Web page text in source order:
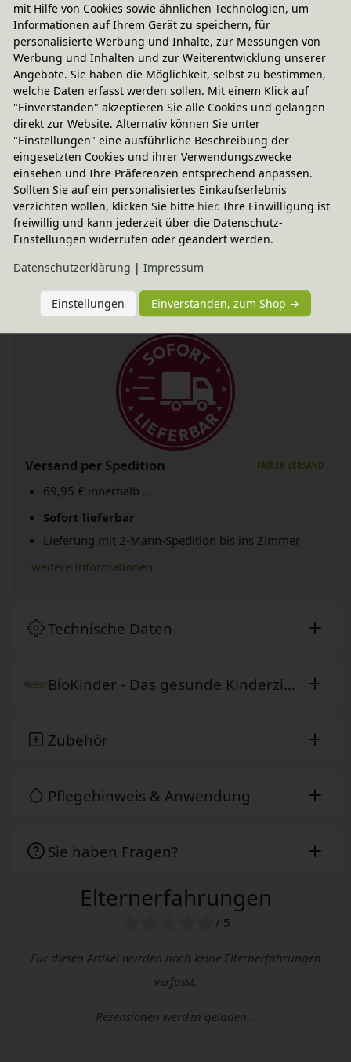
biologischer Tierhaltung oder Baumwolle aus
kontrolliert biologischem Anbau.
Schafschurwollewärmt im Winter und kühlt im
Sommer. Schafwolle wirkt außerdem klimatisierend
und hat natürliche antibakterielle Eigenschaften.
Baumwolle aus kontrolliert biologischem Anbau
hingegen ist besonders gut für Allergiker geeignet.
Außerdem ist Baumwolle feuchtigkeitsausgleichend,
atmungsaktiv und hautfreundlich. Diese Variante der
Matratze ist vegan und enthält keine tierischen
Bestandteile.
Versand per Spedition
69,95 € innerhalb ...
Sofort lieferbar
Lieferung mit 2-Mann-Spedition bis ins Zimmer
weitere Informationen
Technische Daten
BioKinder - Das gesunde Kinderzimmer
Zubehör
Pflegehinweis & Anwendung
Sie haben Fragen?
Elternerfahrungen
/ 5
Für diesen Artikel wurden noch keine Elternerfahrungen
verfasst.
Rezensionen werden geladen...
mit Hilfe von Cookies sowie ähnlichen Technologien, um
Informationen auf Ihrem Gerät zu speichern, für
personalisierte Werbung und Inhalte, zur Messungen von
Werbung und Inhalten und zur Weiterentwicklung unserer
Angebote. Sie haben die Möglichkeit, selbst zu bestimmen,
welche Daten erfasst werden sollen. Mit einem Klick auf
"Einverstanden" akzeptieren Sie alle Cookies und gelangen
direkt zur Website. Alternativ können Sie unter
"Einstellungen" eine ausführliche Beschreibung der
eingesetzten Cookies und ihrer Verwendungszwecke
einsehen und Ihre Präferenzen entsprechend anpassen.
Sollten Sie auf ein personalisiertes Einkaufserlebnis
verzichten wollen, klicken Sie bitte hier. Ihre Einwilligung ist
freiwillig und kann jederzeit über die Datenschutz-
Einstellungen widerrufen oder geändert werden.
Daten­schutz­erklärung | Impressum
Einstellungen Einverstanden, zum Shop →